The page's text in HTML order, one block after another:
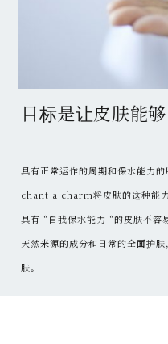
目标是让皮肤能
具有正常运作的周期和保水能力的
chant a charm将皮肤的这种能力
具有 “自我保水能力 “的皮肤不容
天然来源的成分和日常的全面护
肤。